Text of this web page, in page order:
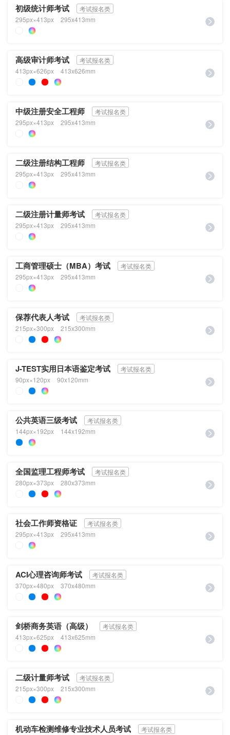
初级统计师考试
考试报名类
295px×413px
295x413mm
高级审计师考试
考试报名类
413px×626px
413x626mm
中级注册安全工程师
考试报名类
295px×413px
295x413mm
二级注册结构工程师
考试报名类
295px×413px
295x413mm
二级注册计量师考试
考试报名类
295px×413px
295x413mm
工商管理硕士（MBA）考试
考试报名类
295px×413px
295x413mm
保荐代表人考试
考试报名类
215px×300px
215x300mm
J-TEST实用日本语鉴定考试
考试报名类
90px×120px
90x120mm
公共英语三级考试
考试报名类
144px×192px
144x192mm
全国监理工程师考试
考试报名类
280px×373px
280x373mm
社会工作师资格证
考试报名类
295px×413px
295x413mm
ACI心理咨询师考试
考试报名类
370px×480px
370x480mm
剑桥商务英语（高级）
考试报名类
413px×625px
413x625mm
二级计量师考试
考试报名类
215px×300px
215x300mm
机动车检测维修专业技术人员考试
考试报名类